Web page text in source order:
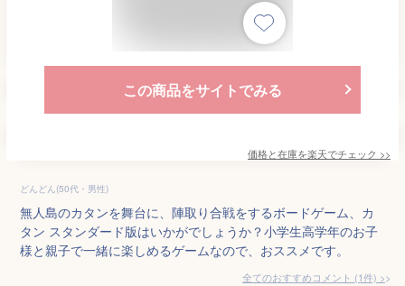
この商品をサイトでみる
価格と在庫を楽天でチェック >>
どんどん(50代・男性)
無人島のカタンを舞台に、陣取り合戦をするボードゲーム、カ
タン スタンダード版はいかがでしょうか？小学生高学年のお子
様と親子で一緒に楽しめるゲームなので、おススメです。
全てのおすすめコメント (1件) >